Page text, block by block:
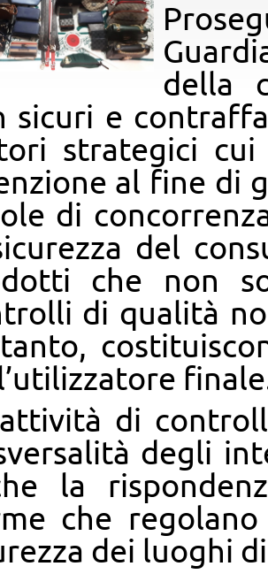
della
sicuri e
strategici
al fine di
di
del
che non
di qualità
di
degli
la
che
dei luoghi